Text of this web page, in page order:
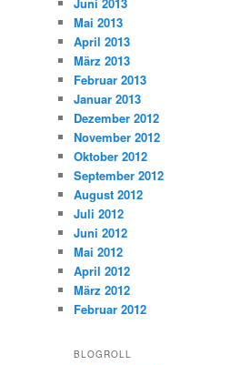
Mai 2013
April 2013
März 2013
Februar 2013
Januar 2013
Dezember 2012
November 2012
Oktober 2012
September 2012
August 2012
Juli 2012
Juni 2012
Mai 2012
April 2012
März 2012
Februar 2012
BLOGROLL